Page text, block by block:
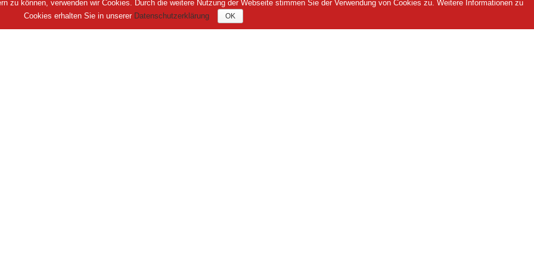
zu können, verwenden wir Cookies. Durch die weitere Nutzung der Webseite stimmen Sie der Verwendung von Cookies zu. Weitere Informationen zu
Cookies erhalten Sie in unserer Datenschutzerklärung OK